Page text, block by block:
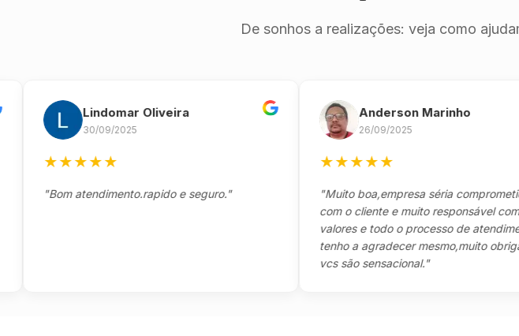
De sonhos a realizações: veja como
Lindomar Oliveira
30/09/2025
★★★
"Bom atendimento.rapido e seguro."
Anderson Marinho
26/09/2025
★★★
"Muito boa,empresa séria comprometida
com o cliente e muito responsável com os
valores e todo o processo de
tenho a agradecer mesmo,muito obrigado
vcs são sensacional."